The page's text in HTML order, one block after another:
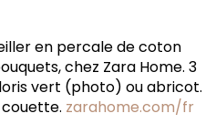
en percale de coton
chez Zara Home. 3
vert (photo) ou abricot.
couette. zarahome.com/fr